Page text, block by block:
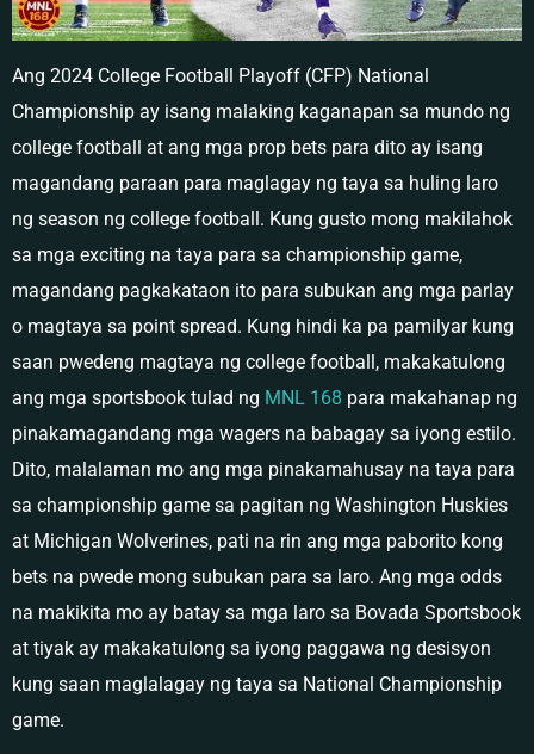
Ang 2024 College Football Playoff (CFP) National
Championship ay isang malaking kaganapan sa mundo ng
college football at ang mga prop bets para dito ay isang
magandang paraan para maglagay ng taya sa huling laro
ng season ng college football. Kung gusto mong makilahok
sa mga exciting na taya para sa championship game,
magandang pagkakataon ito para subukan ang mga parlay
o magtaya sa point spread. Kung hindi ka pa pamilyar kung
saan pwedeng magtaya ng college football, makakatulong
ang mga sportsbook tulad ng MNL 168 para makahanap ng
pinakamagandang mga wagers na babagay sa iyong estilo.
Dito, malalaman mo ang mga pinakamahusay na taya para
sa championship game sa pagitan ng Washington Huskies
at Michigan Wolverines, pati na rin ang mga paborito kong
bets na pwede mong subukan para sa laro. Ang mga odds
na makikita mo ay batay sa mga laro sa Bovada Sportsbook
at tiyak ay makakatulong sa iyong paggawa ng desisyon
kung saan maglalagay ng taya sa National Championship
game.